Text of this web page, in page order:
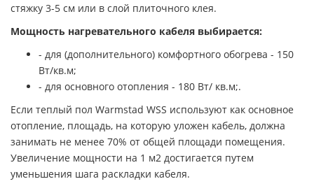
стяжку 3-5 см или в слой плиточного клея.
Мощность нагревательного кабеля выбирается:
- для (дополнительного) комфортного обогрева - 150
Вт/кв.м;
- для основного отопления - 180 Вт/ кв.м;.
Если теплый пол Warmstad WSS используют как основное
отопление, площадь, на которую уложен кабель, должна
занимать не менее 70% от общей площади помещения.
Увеличение мощности на 1 м2 достигается путем
уменьшения шага раскладки кабеля.